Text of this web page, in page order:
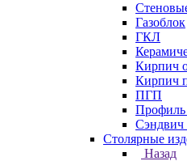
Газоблок
ГКЛ
Кирпич
Кирпич
ПГП
Сэндвич
Столярные
Назад